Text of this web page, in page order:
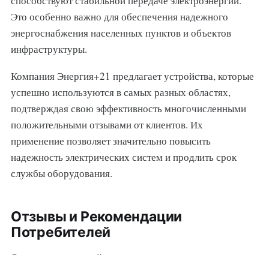
Это особенно важно для обеспечения надежного
энергоснабжения населенных пунктов и объектов
инфраструктуры.
Компания Энергия+21 предлагает устройства, которые
успешно используются в самых разных областях,
подтверждая свою эффективность многочисленными
положительными отзывами от клиентов. Их
применение позволяет значительно повысить
надежность электрических систем и продлить срок
службы оборудования.
Отзывы и Рекомендации
Потребителей